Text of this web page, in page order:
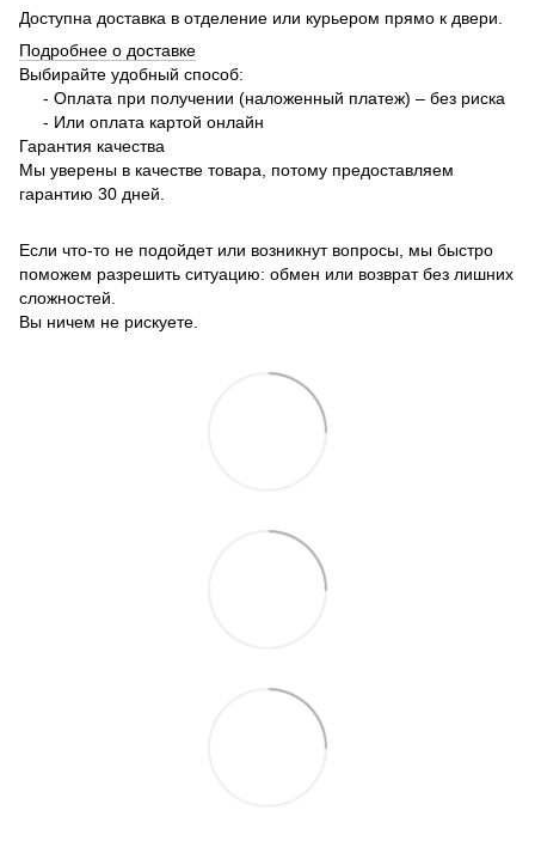
Доступна доставка в отделение или курьером прямо к двери.
Подробнее о доставке
Выбирайте удобный способ:
- Оплата при получении (наложенный платеж) – без риска
- Или оплата картой онлайн
Гарантия качества
Мы уверены в качестве товара, потому предоставляем
гарантию 30 дней.
Если что-то не подойдет или возникнут вопросы, мы быстро
поможем разрешить ситуацию: обмен или возврат без лишних
сложностей.
Вы ничем не рискуете.